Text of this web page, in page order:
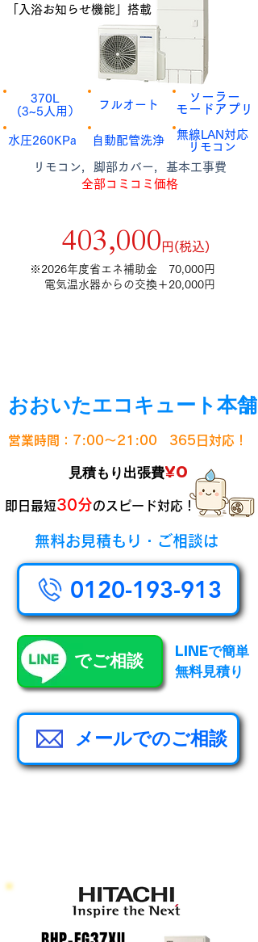
「入浴お知らせ機能」搭載
​370L
​(3~5人用）
​フルオート
​ソーラー
​モードアプリ
​水圧260KPa ​自動配管洗浄
​無線LAN対応
​リモコン
​リモコン，脚部カバー，基本工事費
全部コミコミ価格
​403,000 ​円(税込)
​※2026年度省エネ補助金 70,000円
電気温水器からの交換＋20,000円
おおいたエコキュート本舗
営業時間：7:00～21:00 365日対応！
見積もり出張費¥0
即日最短30分のスピード対応！
無料お見積もり・ご相談は
0120-193-913
​でご相談
LINEで簡単
無料見積り
メールでのご相談